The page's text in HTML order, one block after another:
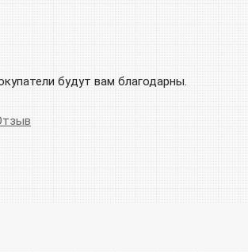
будут вам благодарны.